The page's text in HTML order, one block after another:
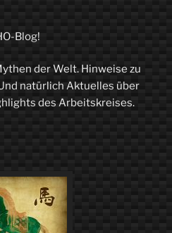
Blog!
der Welt. Hinweise zu
natürlich Aktuelles über
des Arbeitskreises.